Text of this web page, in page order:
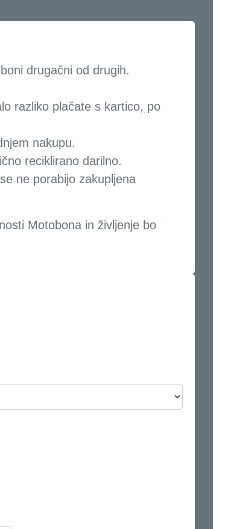
drugačni od drugih.
razliko plačate s kartico, po
nakupu.
reciklirano darilno.
ne porabijo zakupljena
Motobona in življenje bo